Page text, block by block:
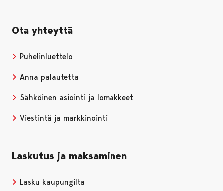
Ota yhteyttä
Puhelinluettelo
Anna palautetta
Sähköinen asiointi ja lomakkeet
Viestintä ja markkinointi
Laskutus ja maksaminen
Lasku kaupungilta